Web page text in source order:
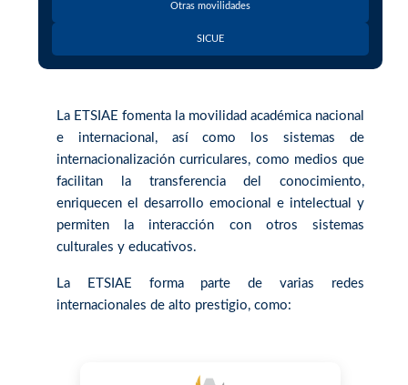
Otras movilidades
SICUE
La ETSIAE fomenta la movilidad académica nacional
e internacional, así como los sistemas de
internacionalización curriculares, como medios que
facilitan la transferencia del conocimiento,
enriquecen el desarrollo emocional e intelectual y
permiten la interacción con otros sistemas
culturales y educativos.
La ETSIAE forma parte de varias redes
internacionales de alto prestigio, como: